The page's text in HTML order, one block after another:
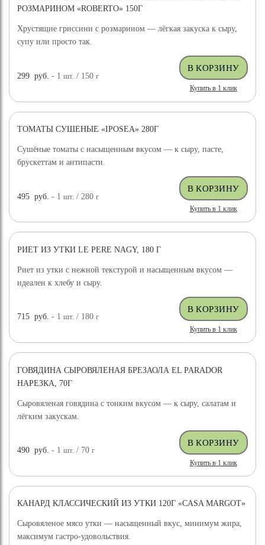
РОЗМАРИНОМ «ROBERTO» 150Г
Хрустящие гриссини с розмарином — лёгкая закуска к сыру,
супу или просто так.
299 руб. - 1шт. / 150г
Купить в 1 клик
ТОМАТЫ СУШЕНЫЕ «IPOSEA» 280Г
Сушёные томаты с насыщенным вкусом — к сыру, пасте,
брускеттам и антипасти.
495 руб. - 1шт. / 280г
Купить в 1 клик
РИЕТ ИЗ УТКИ LE PERE NAGY, 180 Г
Риет из утки с нежной текстурой и насыщенным вкусом —
идеален к хлебу и сыру.
715 руб. - 1шт. / 180г
Купить в 1 клик
ГОВЯДИНА СЫРОВЯЛЕНАЯ БРЕЗАОЛА EL PARADOR
НАРЕЗКА, 70Г
Сыровяленая говядина с тонким вкусом — к сыру, салатам и
лёгким закускам.
490 руб. - 1шт. / 70г
Купить в 1 клик
КАНАРД КЛАССИЧЕСКИЙ ИЗ УТКИ 120Г «CASA MARGOT»
Сыровяленое мясо утки — насыщенный вкус, минимум жира,
максимум гастро-удовольствия.